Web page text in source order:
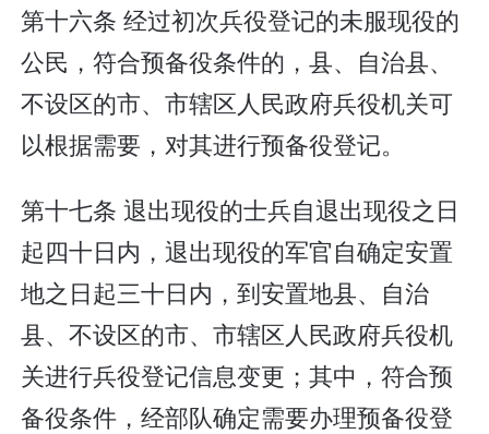
第十六条 经过初次兵役登记的未服现役的
公民，符合预备役条件的，县、自治县、
不设区的市、市辖区人民政府兵役机关可
以根据需要，对其进行预备役登记。
第十七条 退出现役的士兵自退出现役之日
起四十日内，退出现役的军官自确定安置
地之日起三十日内，到安置地县、自治
县、不设区的市、市辖区人民政府兵役机
关进行兵役登记信息变更；其中，符合预
备役条件，经部队确定需要办理预备役登